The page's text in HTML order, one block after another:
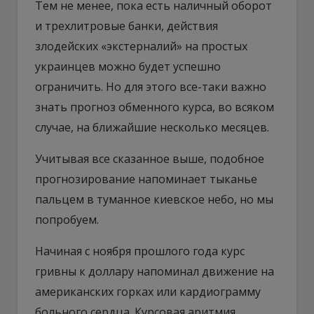
Тем не менее, пока есть наличный оборот
и трехлитровые банки, действия
злодейских «экстерналий» на простых
украинцев можно будет успешно
ограничить. Но для этого все-таки важно
знать прогноз обменного курса, во всяком
случае, на ближайшие несколько месяцев.
Учитывая все сказанное выше, подобное
прогнозирование напоминает тыканье
пальцем в туманное киевское небо, но мы
попробуем.
Начиная с ноября прошлого года курс
гривны к доллару напоминал движение на
американских горках или кардиограмму